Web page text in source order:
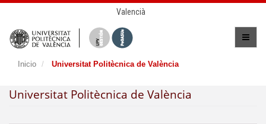
Valencià
Inicio Universitat Politècnica de València
Universitat Politècnica de València